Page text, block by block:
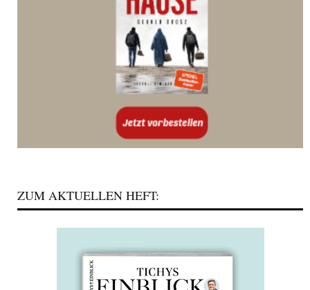
ZUM AKTUELLEN HEFT: